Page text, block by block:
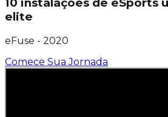
elite
eFuse - 2020
Comece Sua Jornada